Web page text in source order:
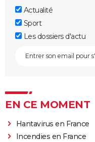
Actualité
Sport
Les dossiers d'actu
EN CE MOMENT
Hantavirus en France
Incendies en France